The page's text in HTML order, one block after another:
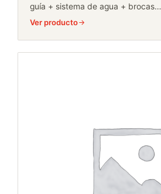
guía + sistema de agua + brocas…
Ver producto